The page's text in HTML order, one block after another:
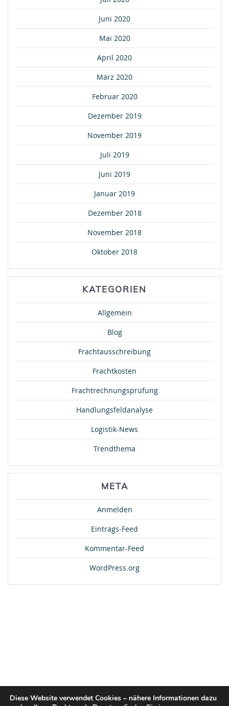
Juni 2020
Mai 2020
April 2020
März 2020
Februar 2020
Dezember 2019
November 2019
Juli 2019
Juni 2019
Januar 2019
Dezember 2018
November 2018
Oktober 2018
KATEGORIEN
Allgemein
Blog
Frachtausschreibung
Frachtkosten
Frachtrechnungsprüfung
Handlungsfeldanalyse
Logistik-News
Trendthema
META
Anmelden
Eintrags-Feed
Kommentar-Feed
WordPress.org
Diese Website verwendet Cookies – nähere Informationen dazu